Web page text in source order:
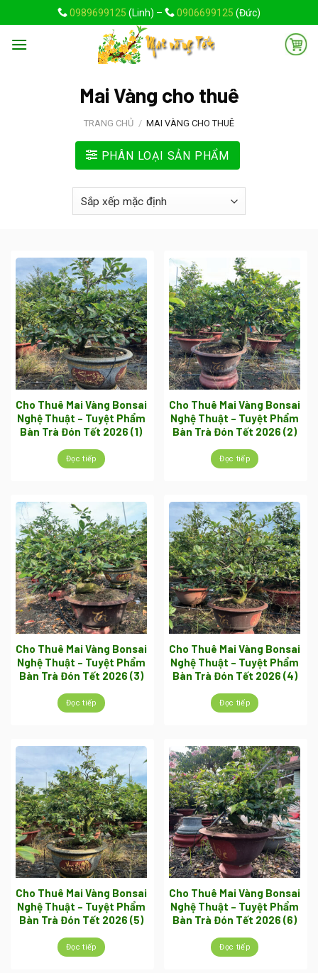
to
content
0989699125 (Linh) – 0906699125 (Đức)
Mai Vàng cho thuê
TRANG CHỦ / MAI VÀNG CHO THUÊ
PHÂN LOẠI SẢN PHẨM
Cho Thuê Mai Vàng Bonsai
Nghệ Thuật – Tuyệt Phẩm
Bàn Trà Đón Tết 2026 (1)
Đọc tiếp
Cho Thuê Mai Vàng Bonsai
Nghệ Thuật – Tuyệt Phẩm
Bàn Trà Đón Tết 2026 (2)
Đọc tiếp
Cho Thuê Mai Vàng Bonsai
Nghệ Thuật – Tuyệt Phẩm
Bàn Trà Đón Tết 2026 (3)
Đọc tiếp
Cho Thuê Mai Vàng Bonsai
Nghệ Thuật – Tuyệt Phẩm
Bàn Trà Đón Tết 2026 (4)
Đọc tiếp
Cho Thuê Mai Vàng Bonsai
Nghệ Thuật – Tuyệt Phẩm
Bàn Trà Đón Tết 2026 (5)
Đọc tiếp
Cho Thuê Mai Vàng Bonsai
Nghệ Thuật – Tuyệt Phẩm
Bàn Trà Đón Tết 2026 (6)
Đọc tiếp